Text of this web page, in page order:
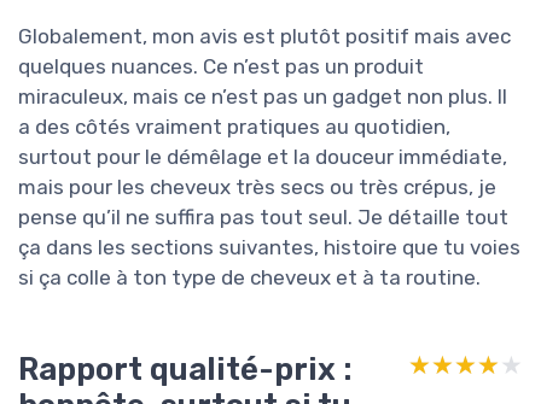
Globalement, mon avis est plutôt positif mais avec
quelques nuances. Ce n’est pas un produit
miraculeux, mais ce n’est pas un gadget non plus. Il
a des côtés vraiment pratiques au quotidien,
surtout pour le démêlage et la douceur immédiate,
mais pour les cheveux très secs ou très crépus, je
pense qu’il ne suffira pas tout seul. Je détaille tout
ça dans les sections suivantes, histoire que tu voies
si ça colle à ton type de cheveux et à ta routine.
Rapport qualité-prix :
★★★★★
★★★★★